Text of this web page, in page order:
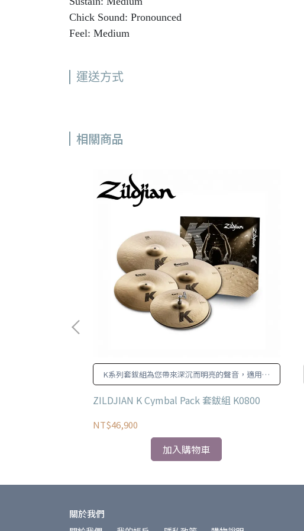
Chick Sound: Pronounced
Feel: Medium
運送方式
相關商品
K系列套鈸組為您帶來深沉而明亮的聲音，適用於
各種風格。
ZILDJIAN K Cymbal Pack 套鈸組 K0800
NT$46,900
加入購物車
關於我們